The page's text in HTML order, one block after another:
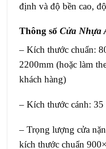
định và độ bền cao,
Thông số Cửa Nhựa
– Kích thước chuẩn:
2200mm (hoặc làm
khách hàng)
– Kích thước cánh: 35
– Trọng lượng cửa
kích thước chuẩn